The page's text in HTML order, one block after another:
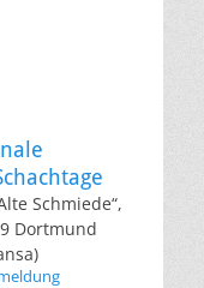
Schmiede“,
Dortmund